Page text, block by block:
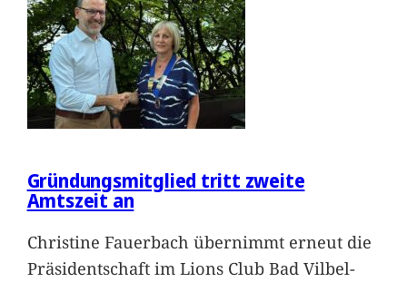
Gründungsmitglied tritt zweite
Amtszeit an
Christine Fauerbach übernimmt erneut die
Präsidentschaft im Lions Club Bad Vilbel-